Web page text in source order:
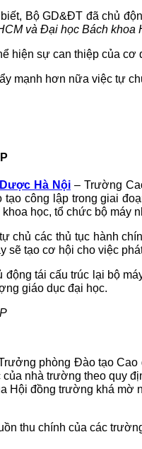
Bộ GD&ĐT đã chủ
và Đại học Bách khoa
hiện sự can thiệp của
mạnh hơn nữa việc tự
Hà Nội – Trường
công lập trong giai
học, tổ chức bộ máy
chủ các thủ tục hành
sẽ tạo cơ hội cho việc
động tái cấu trúc lại bộ
giáo dục đại học.
phòng Đào tạo
nhà trường theo quy
Hội đồng trường khá
thu chính của các